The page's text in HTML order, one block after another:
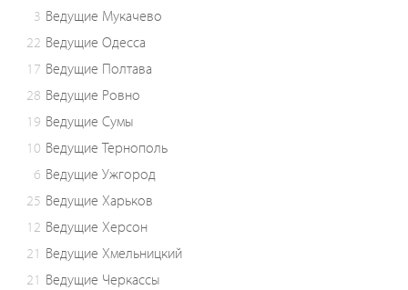
3 Ведущие Мукачево
22 Ведущие Одесса
17 Ведущие Полтава
28 Ведущие Ровно
19 Ведущие Сумы
10 Ведущие Тернополь
6 Ведущие Ужгород
25 Ведущие Харьков
12 Ведущие Херсон
21 Ведущие Хмельницкий
21 Ведущие Черкассы